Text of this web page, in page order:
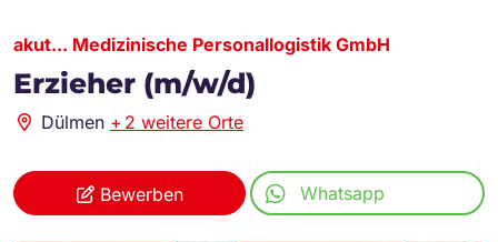
akut... Medizinische Personallogistik GmbH
Erzieher (m/w/d)
Dülmen + 2 weitere Orte
Bewerben Whatsapp